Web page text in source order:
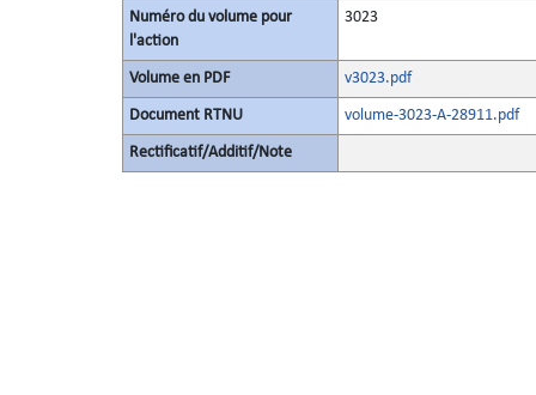
Numéro du volume pour
l'action
3023
Volume en PDF v3023.pdf
Document RTNU volume-3023-A-28911.pdf
Rectificatif/Additif/Note